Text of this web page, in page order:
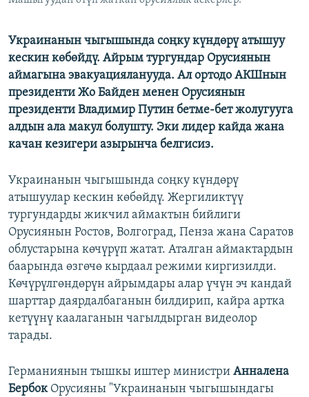
Украинанын чыгышында соңку күндөрү атышуу
кескин көбөйдү. Айрым тургундар Орусиянын
аймагына эвакуацияланууда. Ал ортодо АКШнын
президенти Жо Байден менен Орусиянын
президенти Владимир Путин бетме-бет жолугууга
алдын ала макул болушту. Эки лидер кайда жана
качан кезигери азырынча белгисиз.
Украинанын чыгышында соңку күндөрү
атышуулар кескин көбөйдү. Жергиликтүү
тургундарды жикчил аймактын бийлиги
Орусиянын Ростов, Волгоград, Пенза жана Саратов
облустарына көчүрүп жатат. Аталган аймактардын
баарында өзгөчө кырдаал режими киргизилди.
Көчүрүлгөндөрүн айрымдары алар үчүн эч кандай
шарттар даярдалбаганын билдирип, кайра артка
кетүүнү каалаганын чагылдырган видеолор
тарады.
Германиянын тышкы иштер министри Анналена
БербокОрусияны "Украинанын чыгышындагы